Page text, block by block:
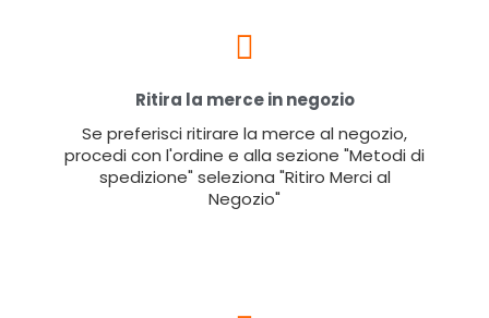
Ritira la merce in negozio
Se preferisci ritirare la merce al negozio,
procedi con l'ordine e alla sezione "Metodi di
spedizione" seleziona "Ritiro Merci al
Negozio"